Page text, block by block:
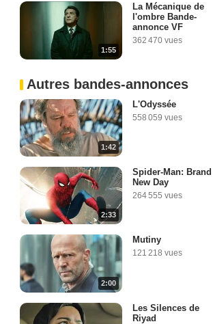
1:55
La Mécanique de
l'ombre Bande-
annonce VF
362 470 vues
Autres bandes-annonces
1:42
L'Odyssée
558 059 vues
2:33
Spider-Man: Brand
New Day
264 555 vues
2:00
Mutiny
121 218 vues
Les Silences de
Riyad